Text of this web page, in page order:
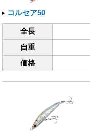
コルセア50
全長
自重
価格